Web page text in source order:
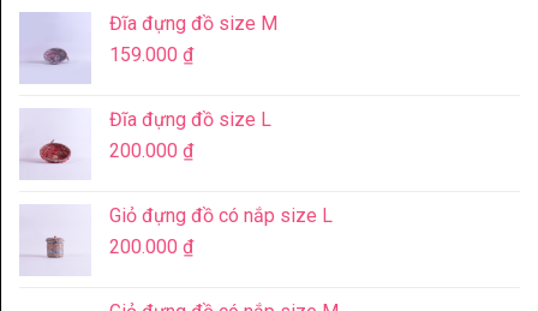
Đĩa đựng đồ size M
159.000 ₫
Đĩa đựng đồ size L
200.000 ₫
Giỏ đựng đồ có nắp size L
200.000 ₫